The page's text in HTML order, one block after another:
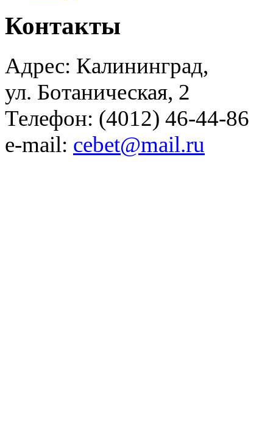
Контакты
Адрес: Калининград,
ул. Ботаническая, 2
Телефон: (4012) 46-44-86
e-mail: cebet@mail.ru